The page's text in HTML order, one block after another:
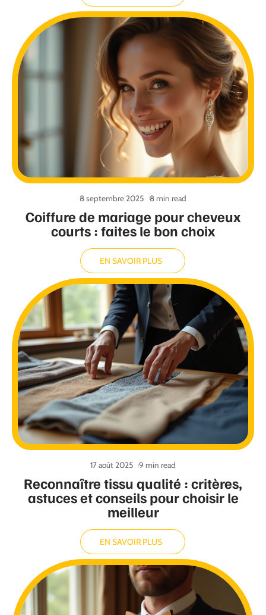
Coiffure de mariage pour cheveux
courts : faites le bon choix
8 septembre 2025 8 min read
EN SAVOIR PLUS
Reconnaître tissu qualité : critères,
astuces et conseils pour choisir le
meilleur
17 août 2025 9 min read
EN SAVOIR PLUS